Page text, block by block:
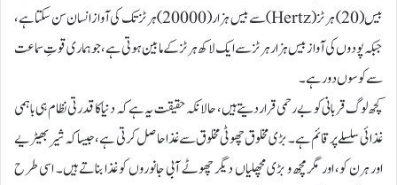
بیس (20) ہرٹز ( Hertz)سے بیس ہزار (20000) ہرٹز تک کی آواز انسان سن سکتا ہے،
جبکہ پودوں کی آواز بیس ہزار ہرٹز سے ایک لاکھ ہرٹز کے مابین ہوتی ہے، جو ہماری قوتِ سماعت
سے کوسوں دور ہے۔
کچھ لوگ قربانی کو بے رحمی قرار دیتے ہیں، حالانکہ حقیقت یہ ہے کہ دنیا کا قدرتی نظام ہی باہمی
غذائی سلسلے پر قائم ہے۔ بڑی مخلوق چھوٹی مخلوق سے غذا حاصل کرتی ہے، جیسا کہ شیر بھیڑیے
اور ہرن کو، اور مگرمچھ و بڑی مچھلیاں دیگر چھوٹے آبی جانوروں کو غذا بناتے ہیں۔ اسی طرح